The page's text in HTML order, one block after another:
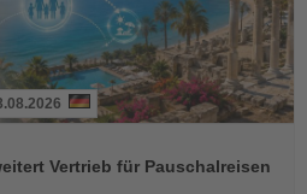
Vertrieb für Pauschalreisen